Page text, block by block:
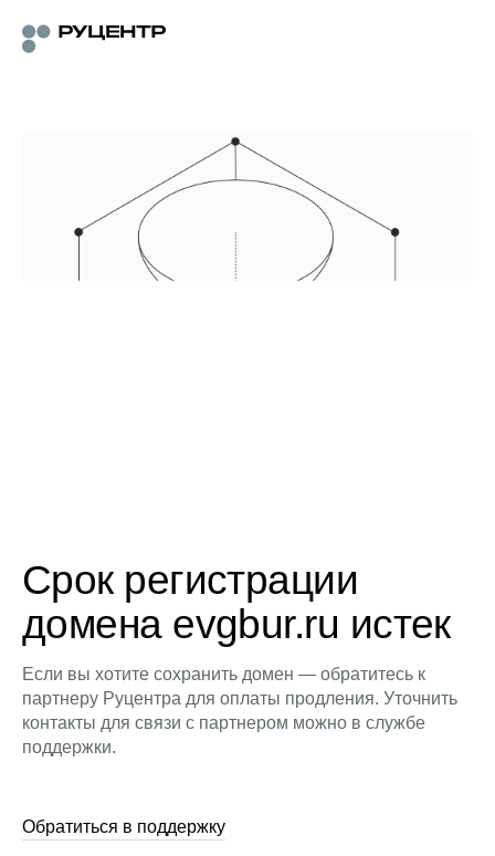
Срок регистрации
домена evgbur.ru истек
Если вы хотите сохранить домен — обратитесь к
партнеру Руцентра для оплаты продления. Уточнить
контакты для связи с партнером можно в службе
поддержки.
Обратиться в поддержку